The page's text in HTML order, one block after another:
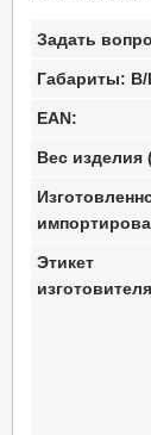
Задать
Габариты:
EAN:
Вес изделия
Этикет